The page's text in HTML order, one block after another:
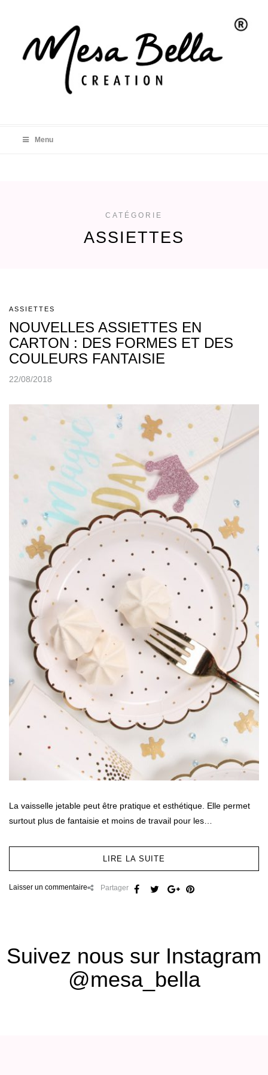
Menu
CATÉGORIE
ASSIETTES
ASSIETTES
NOUVELLES ASSIETTES EN
CARTON : DES FORMES ET DES
COULEURS FANTAISIE
22/08/2018
La vaisselle jetable peut être pratique et esthétique. Elle permet
surtout plus de fantaisie et moins de travail pour les…
LIRE LA SUITE
Laisser un commentaire Partager
Suivez nous sur Instagram
@mesa_bella